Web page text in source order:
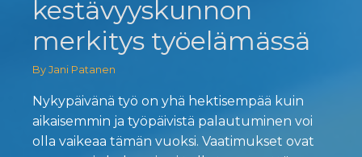
kestävyyskunnon
merkitys työelämässä
By Jani Patanen
Nykypäivänä työ on yhä hektisempää kuin
aikaisemmin ja työpäivistä palautuminen voi
olla vaikeaa tämän vuoksi. Vaatimukset ovat